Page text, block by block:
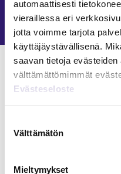
automaattisesti
vieraillessa eri
jotta voimme tarjota
käyttäjäystävällisenä.
saavan tietoja
välttämättömimmät
Evästeseloste
valinta
Välttämätön
Mieltymykset
Janne Fredman
23.6.2026 11 min
KIRJANPITO